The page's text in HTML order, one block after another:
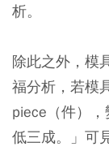
析。
除此之外，模
福分析，若模
piece（件）
低三成。」可